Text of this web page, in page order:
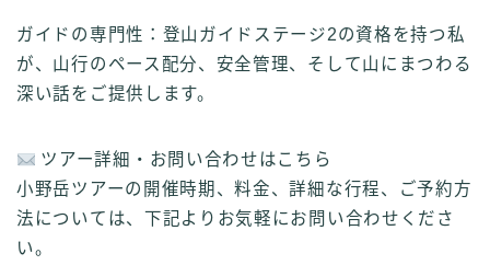
ガイドの専門性：登山ガイドステージ2の資格を持つ私
が、山行のペース配分、安全管理、そして山にまつわる
深い話をご提供します。
ツアー詳細・お問い合わせはこちら
小野岳ツアーの開催時期、料金、詳細な行程、ご予約方
法については、下記よりお気軽にお問い合わせくださ
い。